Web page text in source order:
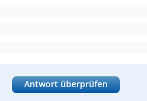
Antwort überprüfen